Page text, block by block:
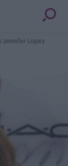
Jennifer Lopez